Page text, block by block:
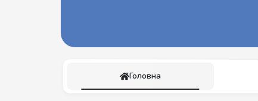
Головна